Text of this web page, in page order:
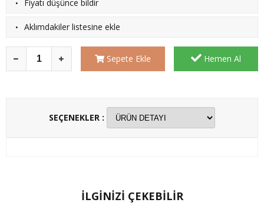
· Fiyatı düşünce bildir
· Aklımdakiler listesine ekle
Sepete Ekle Hemen Al
SEÇENEKLER :
İLGİNİZİ ÇEKEBİLİR